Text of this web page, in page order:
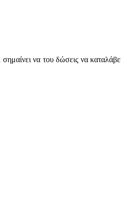
να του δώσεις να